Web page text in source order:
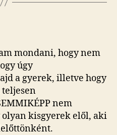
mondani, hogy nem
úgy
a gyerek, illetve hogy
teljesen
nem
kisgyerek elől, aki